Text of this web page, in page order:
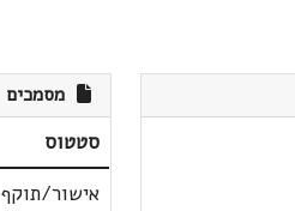
מסמכים
סטטוס
אישור/תוקף